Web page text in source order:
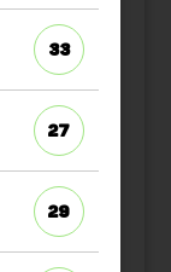
33
27
29